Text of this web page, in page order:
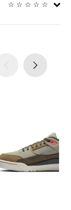
☆ ☆ ☆ ☆ ☆